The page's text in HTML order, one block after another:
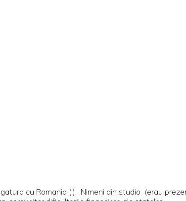
cu Romania (!). Nimeni din studio (erau